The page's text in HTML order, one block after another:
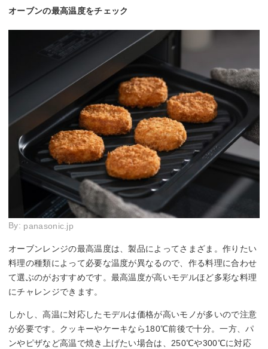
オーブンの最高温度をチェック
By: panasonic.jp
オーブンレンジの最高温度は、製品によってさまざま。作りたい
料理の種類によって必要な温度が異なるので、作る料理に合わせ
て選ぶのがおすすめです。最高温度が高いモデルほど多彩な料理
にチャレンジできます。
しかし、高温に対応したモデルは価格が高いモノが多いので注意
が必要です。クッキーやケーキなら180℃前後で十分。一方、パ
ンやピザなど高温で焼き上げたい場合は、250℃や300℃に対応